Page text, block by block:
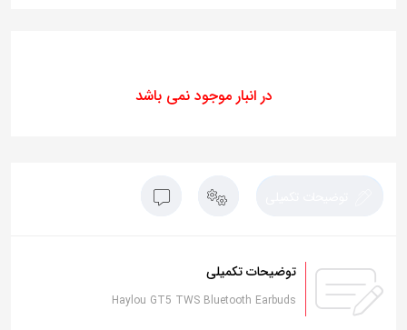
در انبار موجود نمی باشد
توضیحات تکمیلی
Haylou GT5 TWS Bluetooth Earbuds